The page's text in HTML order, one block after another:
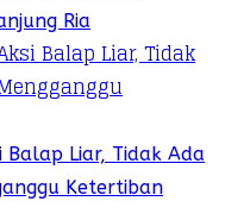
Ria
Balap Liar, Tidak Ada
Ketertiban